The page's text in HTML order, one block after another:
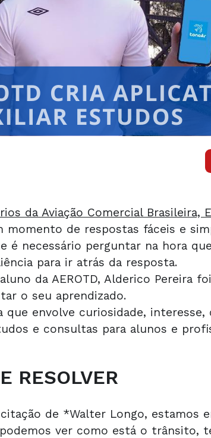
da Aviação Comercial Brasileira,
momento de respostas fáceis e
é necessário perguntar na hora
para ir atrás da resposta.
da AEROTD, Alderico Pereira
o seu aprendizado.
envolve curiosidade,
e consultas para alunos e
RESOLVER
de *Walter Longo, estamos
ver como está o trânsito,